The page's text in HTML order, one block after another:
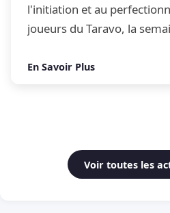
l'initiation et au
joueurs du Taravo, la
Open de blitz
En Savoir Plus
Voir toutes les